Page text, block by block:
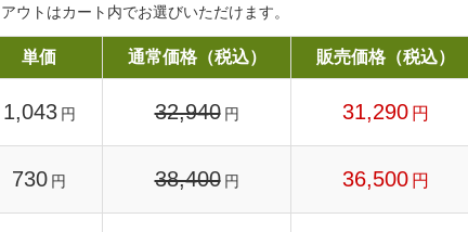
ウトはカート内でお選びいただけます。
単価 通常価格（税込） 販売価格（税込）
1,043 円 32,940 円 31,290 円
730 円 38,400 円 36,500 円